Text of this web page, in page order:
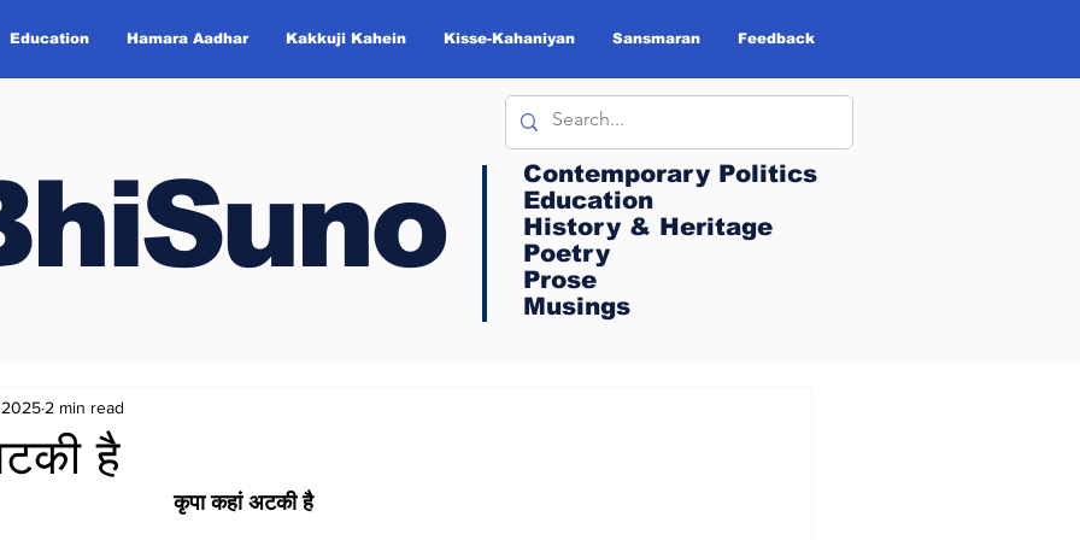
Education Hamara Aadhar Kakkuji Kahein Kisse-Kahaniyan Sansmaran Feedback
Contemporary Politics
Education
History & Heritage
Poetry
Prose
Musings
है
2 min read
कृपा कहां अटकी है
Contemporary Politics
Education
History & Heritage
Poetry
Prose
Musings